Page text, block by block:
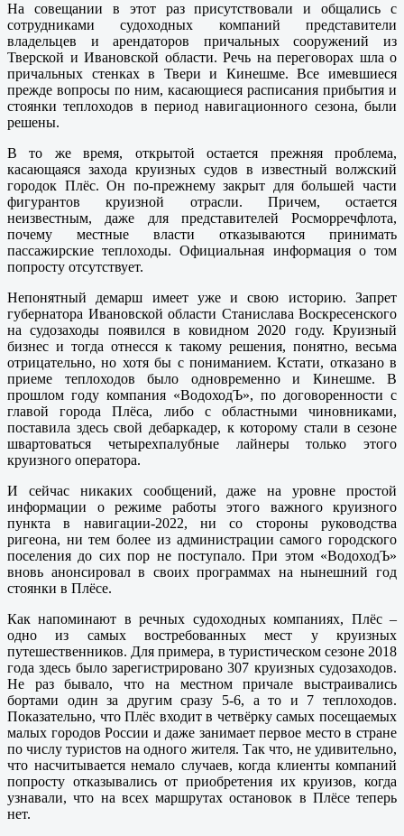
На совещании в этот раз присутствовали и общались с
сотрудниками судоходных компаний представители
владельцев и арендаторов причальных сооружений из
Тверской и Ивановской области. Речь на переговорах шла о
причальных стенках в Твери и Кинешме. Все имевшиеся
прежде вопросы по ним, касающиеся расписания прибытия и
стоянки теплоходов в период навигационного сезона, были
решены.
В то же время, открытой остается прежняя проблема,
касающаяся захода круизных судов в известный волжский
городок Плёс. Он по-прежнему закрыт для большей части
фигурантов круизной отрасли. Причем, остается
неизвестным, даже для представителей Росморречфлота,
почему местные власти отказываются принимать
пассажирские теплоходы. Официальная информация о том
попросту отсутствует.
Непонятный демарш имеет уже и свою историю. Запрет
губернатора Ивановской области Станислава Воскресенского
на судозаходы появился в ковидном 2020 году. Круизный
бизнес и тогда отнесся к такому решения, понятно, весьма
отрицательно, но хотя бы с пониманием. Кстати, отказано в
приеме теплоходов было одновременно и Кинешме. В
прошлом году компания «ВодоходЪ», по договоренности с
главой города Плёса, либо с областными чиновниками,
поставила здесь свой дебаркадер, к которому стали в сезоне
швартоваться четырехпалубные лайнеры только этого
круизного оператора.
И сейчас никаких сообщений, даже на уровне простой
информации о режиме работы этого важного круизного
пункта в навигации-2022, ни со стороны руководства
ригеона, ни тем более из администрации самого городского
поселения до сих пор не поступало. При этом «ВодоходЪ»
вновь анонсировал в своих программах на нынешний год
стоянки в Плёсе.
Как напоминают в речных судоходных компаниях, Плёс –
одно из самых востребованных мест у круизных
путешественников. Для примера, в туристическом сезоне 2018
года здесь было зарегистрировано 307 круизных судозаходов.
Не раз бывало, что на местном причале выстраивались
бортами один за другим сразу 5-6, а то и 7 теплоходов.
Показательно, что Плёс входит в четвёрку самых посещаемых
малых городов России и даже занимает первое место в стране
по числу туристов на одного жителя. Так что, не удивительно,
что насчитывается немало случаев, когда клиенты компаний
попросту отказывались от приобретения их круизов, когда
узнавали, что на всех маршрутах остановок в Плёсе теперь
нет.